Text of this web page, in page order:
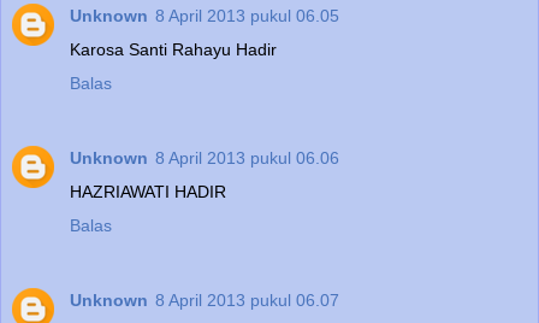
Unknown 8 April 2013 pukul 06.05
Karosa Santi Rahayu Hadir
Balas
Unknown 8 April 2013 pukul 06.06
HAZRIAWATI HADIR
Balas
Unknown 8 April 2013 pukul 06.07